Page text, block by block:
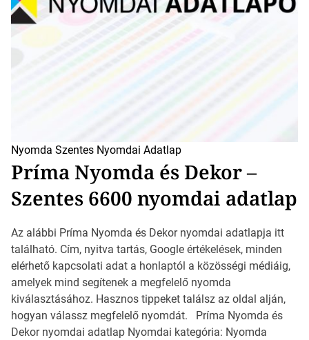
Nyomda Szentes Nyomdai Adatlap
Príma Nyomda és Dekor –
Szentes 6600 nyomdai adatlap
Az alábbi Príma Nyomda és Dekor nyomdai adatlapja itt
található. Cím, nyitva tartás, Google értékelések, minden
elérhető kapcsolati adat a honlaptól a közösségi médiáig,
amelyek mind segítenek a megfelelő nyomda
kiválasztásához. Hasznos tippeket találsz az oldal alján,
hogyan válassz megfelelő nyomdát. Príma Nyomda és
Dekor nyomdai adatlap Nyomdai kategória: Nyomda